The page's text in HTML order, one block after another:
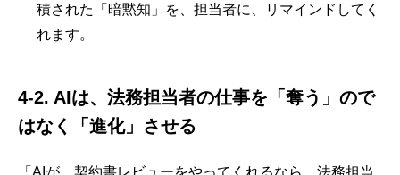
積された「暗黙知」を、担当者に、リマインドしてく
れます。
4-2. AIは、法務担当者の仕事を「奪う」ので
はなく「進化」させる
「AIが、契約書レビューをやってくれるなら、法務担当